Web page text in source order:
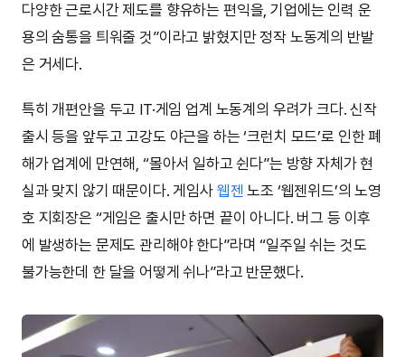
다양한 근로시간 제도를 향유하는 편익을, 기업에는 인력 운
용의 숨통을 틔워줄 것”이라고 밝혔지만 정작 노동계의 반발
은 거세다.
특히 개편안을 두고 IT·게임 업계 노동계의 우려가 크다. 신작
출시 등을 앞두고 고강도 야근을 하는 ‘크런치 모드’로 인한 폐
해가 업계에 만연해, “몰아서 일하고 쉰다”는 방향 자체가 현
실과 맞지 않기 때문이다. 게임사 웹젠 노조 ‘웹젠위드’의 노영
호 지회장은 “게임은 출시만 하면 끝이 아니다. 버그 등 이후
에 발생하는 문제도 관리해야 한다”라며 “일주일 쉬는 것도
불가능한데 한 달을 어떻게 쉬나”라고 반문했다.